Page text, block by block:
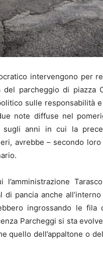
intervengono per
parcheggio di piazza
sulle responsabilità
note diffuse nel
anni in cui la
avrebbe – secondo
l’amministrazione
pancia anche
ingrossando le
Parcheggi si sta
quello dell’appaltone o